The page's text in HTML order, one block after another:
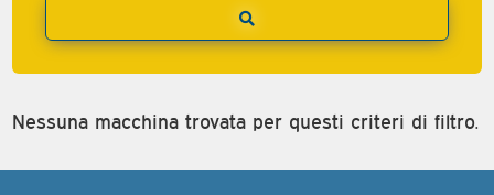
Nessuna macchina trovata per questi criteri di filtro.